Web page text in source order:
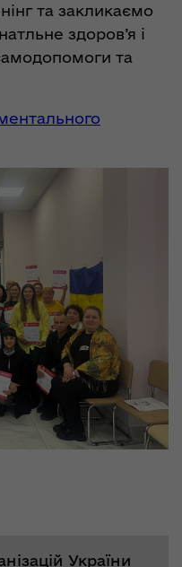
та закликаємо
здоров’я і
та
України